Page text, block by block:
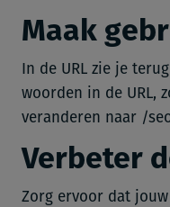
Maak
In de URL zie je
woorden in de URL,
veranderen naar /
Verbeter
Zorg ervoor dat